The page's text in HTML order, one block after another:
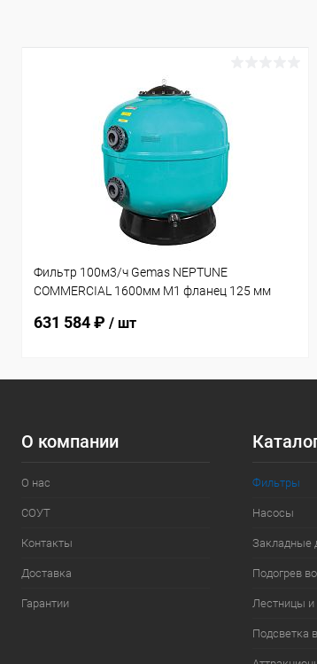
Фильтр 100м3/ч Gemas NEPTUNE
COMMERCIAL 1600мм М1 фланец 125 мм
631 584 ₽ / шт
О компании
О нас
СОУТ
Контакты
Доставка
Гарантии
Фильтры
Насосы
Закладные
Подогрев
Лестницы и
Подсветка